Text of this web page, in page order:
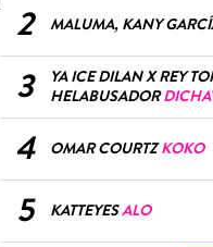
2 MALUMA, KANY
3
YA ICE DILAN X REY
HELABUSADOR
4 OMAR COURTZKOKO
5 KATTEYESALO